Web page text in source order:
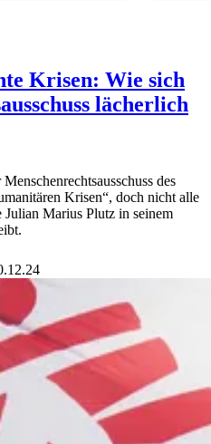
Krisen: Wie sich
lächerlich
des
Krisen“, doch nicht alle
Marius Plutz in seinem